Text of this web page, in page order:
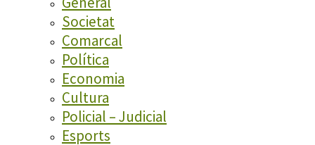
Societat
Comarcal
Política
Economia
Cultura
Policial – Judicial
Esports